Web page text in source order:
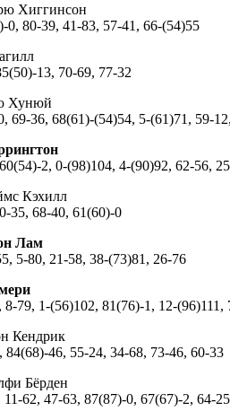
Хиггинсон
0, 80-39, 41-83, 57-41, 66-(54)55
13, 70-69, 77-32
Хунюй
69-36, 68(61)-(54)54, 5-(61)71, 59-
2, 0-(98)104, 4-(90)92, 62-56,
Кэхилл
35, 68-40, 61(60)-0
Лам
5-80, 21-58, 38-(73)81, 26-76
79, 1-(56)102, 81(76)-1, 12-(96)111,
Кендрик
46, 55-24, 34-68, 73-46, 60-33
Бёрден
62, 47-63, 87(87)-0, 67(67)-2, 64-